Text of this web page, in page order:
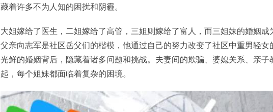
藏着许多不为人知的困扰和阴霾。
大姐嫁给了医生，二姐嫁给了高管，三姐则嫁给了富人，而三姐妹的婚姻成
父亲向志军是社区岳父们的楷模，他通过自己的努力改变了社区中重男轻
光鲜的婚姻背后，隐藏着诸多问题和挑战。夫妻间的欺骗、婆媳关系、亲子
起，每个姐妹都面临着复杂的困境。